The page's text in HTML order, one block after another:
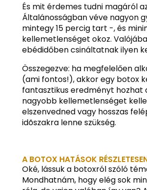
És mit érdemes tudni magáról
Általánosságban véve nagyon
mintegy 15 percig tart -, és
kellemetlenséget okoz.
ebédidőben csináltatnak ilyen
Összegezve: ha megfelelően
(ami fontos!), akkor egy botox
fantasztikus eredményt hozhat
nagyobb kellemetlenséget
elszenvedned vagy hosszas
idõszakra lenne szükség.
A BOTOX HATÁSOK
Oké, lássuk a botoxról szóló
Mondhatnám, hogy elég sok